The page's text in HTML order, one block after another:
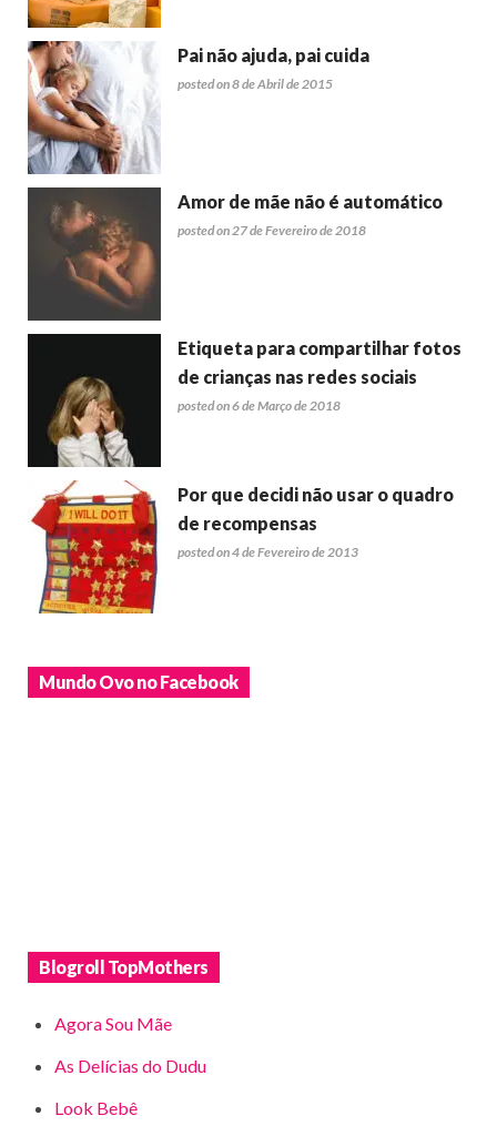
Pai não ajuda, pai cuida
posted on 8 de Abril de 2015
Amor de mãe não é automático
posted on 27 de Fevereiro de 2018
Etiqueta para compartilhar fotos
de crianças nas redes sociais
posted on 6 de Março de 2018
Por que decidi não usar o quadro
de recompensas
posted on 4 de Fevereiro de 2013
Mundo Ovo no Facebook
Blogroll TopMothers
Agora Sou Mãe
As Delícias do Dudu
Look Bebê